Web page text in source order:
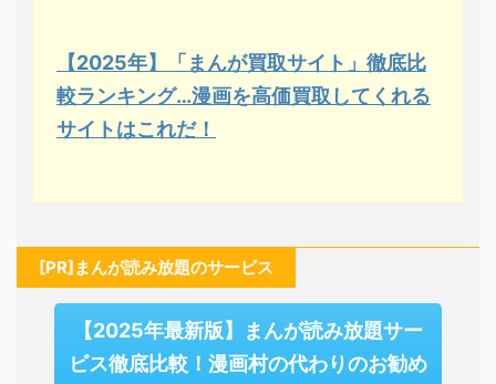
【2025年】「まんが買取サイト」徹底比
較ランキング…漫画を高価買取してくれる
サイトはこれだ！
[PR]まんが読み放題のサービス
【2025年最新版】まんが読み放題サー
ビス徹底比較！漫画村の代わりのお勧め